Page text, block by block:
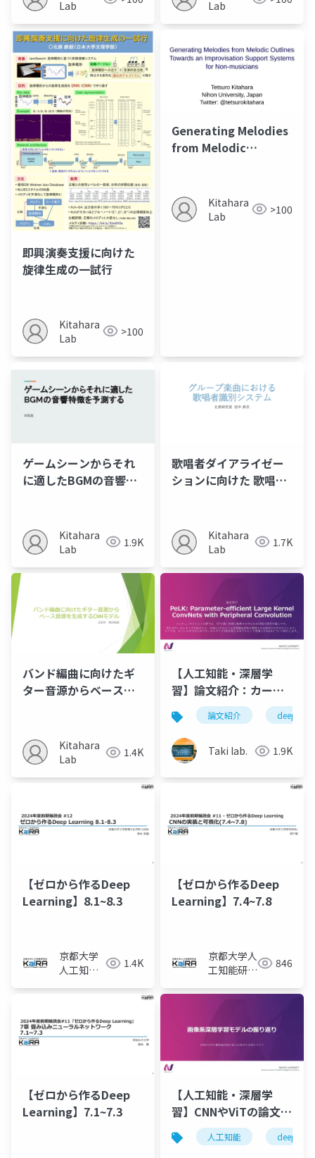
Lab
User's Melodic
Outline Drawing
Lab
即興演奏支援に向けた
旋律生成の一試行
Kitahara
Lab
>100
Generating Melodies
from Melodic
Support Systems for
Non-musicians
Kitahara
Lab
>100
ゲームシーンからそれ
に適したBGMの音響特
Kitahara
Lab
1.9K
歌唱者ダイアライゼー
ションに向けた 歌唱者
Kitahara
Lab
1.7K
バンド編曲に向けたギ
ター音源からベース音
Kitahara
Lab
1.4K
【人工知能・深層学
習】論文紹介：カーネ
ルサイズ100を超える
CNN - PeLK
論文紹介
Taki lab. 1.9K
【ゼロから作るDeep
Learning】8.1~8.3
京都大学
人工知能
1.4K
【ゼロから作るDeep
Learning】7.4~7.8
京都大学人
工知能研究
846
【ゼロから作るDeep
Learning】7.1~7.3
【人工知能・深層学
習】CNNやViTの論文紹
介前にお見せするスラ
イド
人工知能